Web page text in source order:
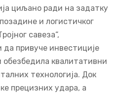
циљано ради на задатку
и логистичког
савеза“,
да привуче инвестиције
обезбедила квалитативни
технологија. Док
прецизних удара, а